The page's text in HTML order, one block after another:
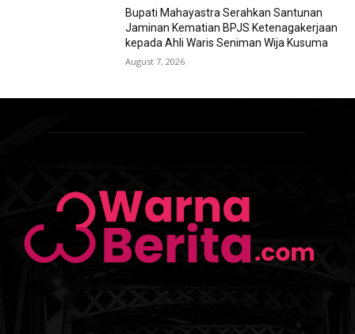
Bupati Mahayastra Serahkan Santunan
Jaminan Kematian BPJS Ketenagakerjaan
kepada Ahli Waris Seniman Wija Kusuma
August 7, 2026